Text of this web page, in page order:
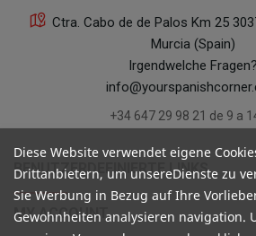
Ctra. Cabo de de Palos Km 25
Murcia (Spain)
Irgendwelche Fragen?
+34 647 29 98 21 de 9 a
BENUTZERDEFINIERTE LINKS
MY ACCOUNT
Diese Website verwendet eigene
Drittanbietern, um unsereDienste zu
Sie Werbung in Bezug auf Ihre
Gewohnheiten analysieren navigation.